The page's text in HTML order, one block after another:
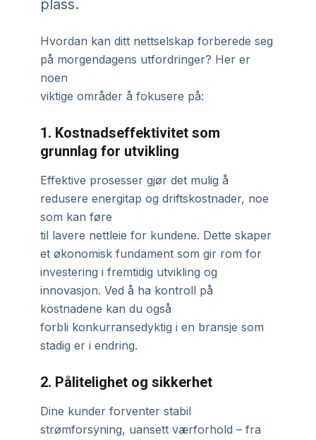
plass.
Hvordan kan ditt nettselskap forberede seg
på morgendagens utfordringer? Her er
noen
viktige områder å fokusere på:
1. Kostnadseffektivitet som
grunnlag for utvikling
Effektive prosesser gjør det mulig å
redusere energitap og driftskostnader, noe
som kan føre
til lavere nettleie for kundene. Dette skaper
et økonomisk fundament som gir rom for
investering i fremtidig utvikling og
innovasjon. Ved å ha kontroll på
kostnadene kan du også
forbli konkurransedyktig i en bransje som
stadig er i endring.
2. Pålitelighet og sikkerhet
Dine kunder forventer stabil
strømforsyning, uansett værforhold – fra